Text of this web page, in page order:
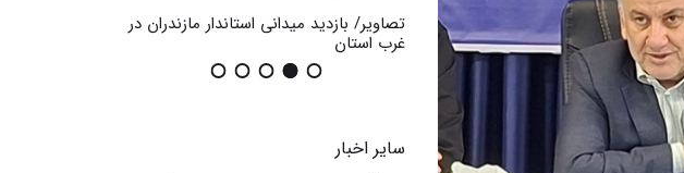
تصاویر / مراسم احیای ماه رمضان در
ساری
تصاویر/ بازدید میدانی استاندار مازندران در
غرب استان
سایر اخبار